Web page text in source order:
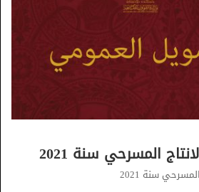
المسرحي سنة 2021
سنة 2021